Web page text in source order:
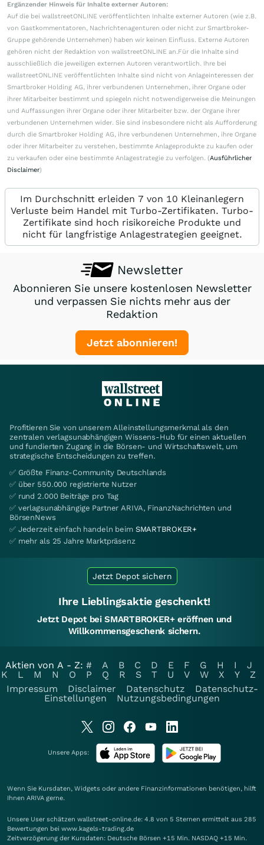
Ergänzender Hinweis für Inhalte externer Autoren:
Auf die bei wallstreetONLINE veröffentlichten Inhalte externer Autoren (wie z.B.
von Gastkommentatoren, Nachrichtenagenturen oder nicht zur Smartbroker-
Gruppe gehörende Unternehmen) haben wir keinen Einfluss. Externe Autoren
gehören nicht der Redaktion von wallstreetONLINE an.Für die Inhalte sind
ausschließlich die jeweiligen externen Autoren verantwortlich. Ihre bei
wallstreetONLINE veröffentlichten Inhalte sind nicht von Anlageinteressen der
Smartbroker Holding AG, ihrer verbundenen Unternehmen, ihrer Organe oder
ihrer Mitarbeiter bestimmt und spiegeln nicht notwendigerweise die Meinungen
und Auffassungen ihrer Organe oder ihrer Mitarbeiter bzw. der Organe ihrer
verbundenen Unternehmen wider. Sie sind insbesondere nicht als Aufforderung
durch die Smartbroker Holding AG, ihre verbundenen Unternehmen, ihre Organe
oder ihrer Mitarbeiter zu verstehen, bestimmte Anlageprodukte zu kaufen oder
zu verkaufen oder eine bestimmte Anlagestrategie zu verfolgen. (Ausführlicher
Disclaimer)
Im Durchschnitt erleiden 7 von 10 Kleinanlegern
Verluste beim Handel mit Turbo-Zertifikaten. Turbo-
Zertifikate sind hoch risikoreiche Produkte und
nicht für langfristige Anlagestrategien geeignet.
Newsletter
Abonnieren Sie unsere kostenlosen Newsletter
und verpassen Sie nichts mehr aus der
Redaktion
Jetzt abonnieren!
Profitieren Sie von unserem Alleinstellungsmerkmal als den
zentralen verlagsunabhängigen Wissens-Hub für einen aktuellen
und fundierten Zugang in die Börsen- und Wirtschaftswelt, um
strategische Entscheidungen zu treffen.
✅ Größte Finanz-Community Deutschlands
✅ über 550.000 registrierte Nutzer
✅ rund 2.000 Beiträge pro Tag
✅ verlagsunabhängige Partner ARIVA, FinanzNachrichten und
BörsenNews
✅ Jederzeit einfach handeln beim SMARTBROKER+
✅ mehr als 25 Jahre Marktpräsenz
Jetzt Depot sichern
Ihre Lieblingsaktie geschenkt!
Jetzt Depot bei SMARTBROKER+ eröffnen und
Willkommensgeschenk sichern.
Aktien von A - Z: # A B C D E F G H I
J
K
L M N O P Q R S T U V W X Y
Z
Impressum
Disclaimer Datenschutz
Datenschutz-
Einstellungen
Nutzungsbedingungen
Unsere Apps:
Wenn Sie Kursdaten, Widgets oder andere Finanzinformationen benötigen, hilft
Ihnen ARIVA gerne.
Unsere User schätzen wallstreet-online.de: 4.8 von 5 Sternen ermittelt aus 285
Bewertungen bei www.kagels-trading.de
Zeitverzögerung der Kursdaten: Deutsche Börsen +15 Min. NASDAQ +15 Min.